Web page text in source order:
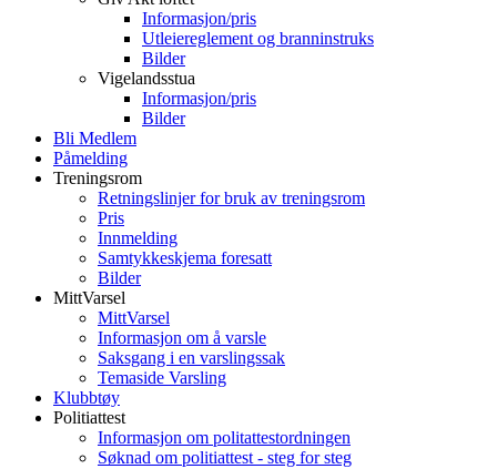
Informasjon/pris
Utleiereglement og branninstruks
Bilder
Vigelandsstua
Informasjon/pris
Bilder
Bli Medlem
Påmelding
Treningsrom
Retningslinjer for bruk av treningsrom
Pris
Innmelding
Samtykkeskjema foresatt
Bilder
MittVarsel
MittVarsel
Informasjon om å varsle
Saksgang i en varslingssak
Temaside Varsling
Klubbtøy
Politiattest
Informasjon om politattestordningen
Søknad om politiattest - steg for steg